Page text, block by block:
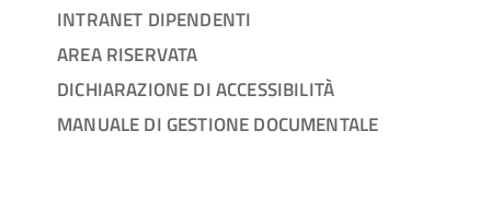
INTRANET DIPENDENTI
AREA RISERVATA
DICHIARAZIONE DI ACCESSIBILITÀ
MANUALE DI GESTIONE DOCUMENTALE